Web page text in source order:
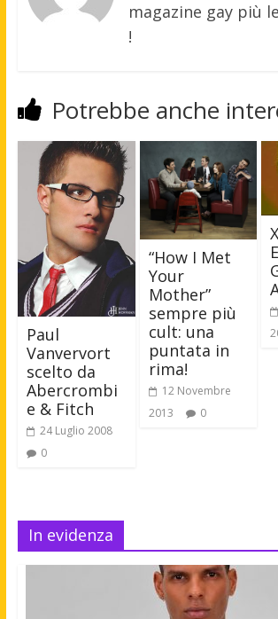
magazine gay più
!
Potrebbe anche
Paul
Vanvervort
scelto da
Abercrombi
e & Fitch
24 Luglio 2008
0
“How I Met
Your
Mother”
sempre più
cult: una
puntata in
rima!
12 Novembre
2013
0
In evidenza